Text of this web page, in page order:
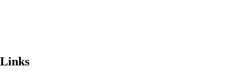
Links